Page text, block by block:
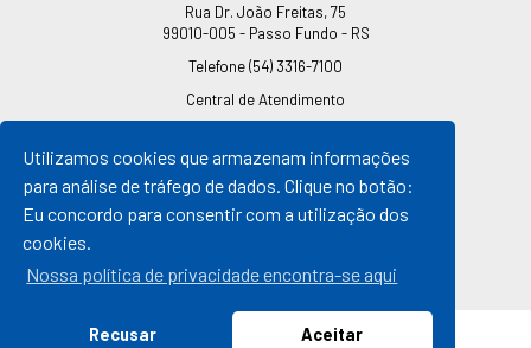
Utilizamos cookies que armazenam informações
para análise de tráfego de dados. Clique no botão:
Eu concordo para consentir com a utilização dos
cookies.
Nossa política de privacidade encontra-se aqui
Recusar Aceitar
Endereço
Rua Dr. João Freitas, 75
99010-005 - Passo Fundo - RS
Telefone(54) 3316-7100
Central de Atendimento
0800 541 7100
Horário de Atendimento
De segunda a sexta-feira
Das 13h30min às 17h
© 2026 Prefeitura de Passo Fundo